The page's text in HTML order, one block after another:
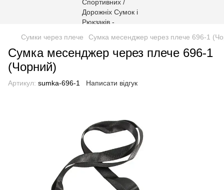
Сумки через плече Сумка месенджер через плече 696-1
Сумка месенджер через плече 696-1
(Чорний)
Артикул: sumka-696-1 Написати відгук